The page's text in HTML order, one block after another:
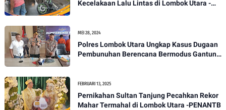
Kecelakaan Lalu Lintas di Lombok Utara -
MEI 28, 2024
Polres Lombok Utara Ungkap Kasus Dugaan
Pembunuhan Berencana Bermodus Gantung
FEBRUARI 13, 2025
Pernikahan Sultan Tanjung Pecahkan Rekor
Mahar Termahal di Lombok Utara -PENANTB